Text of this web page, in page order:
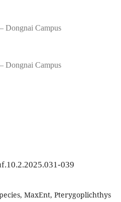
Dongnai Campus
Dongnai Campus
039
MaxEnt, Pterygoplichthys